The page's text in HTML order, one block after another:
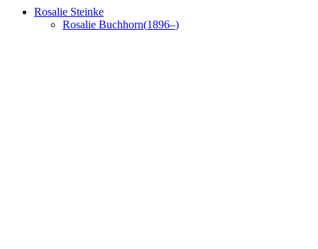
Rosalie Steinke
Rosalie Buchhorn(1896–)